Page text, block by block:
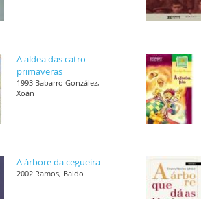
A aldea das catro
primaveras
1993 Babarro González,
Xoán
A árbore da cegueira
2002 Ramos, Baldo